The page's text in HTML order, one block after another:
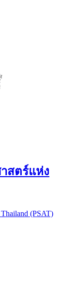
สตร์แห่ง
Thailand (PSAT)